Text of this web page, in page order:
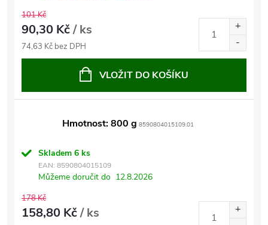
101 Kč
90,30 Kč/ ks
74,63 Kč bez DPH
VLOŽIT DO KOŠÍKU
Hmotnost: 800 g 8590804015109.01
Skladem 6 ks
EAN: 8590804015109
Můžeme doručit do 12.8.2026
178 Kč
158,80 Kč/ ks